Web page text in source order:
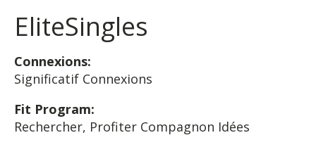
EliteSingles
Connexions:
Significatif Connexions
Fit Program:
Rechercher, Profiter Compagnon Idées